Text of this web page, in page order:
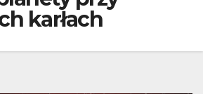
karłach